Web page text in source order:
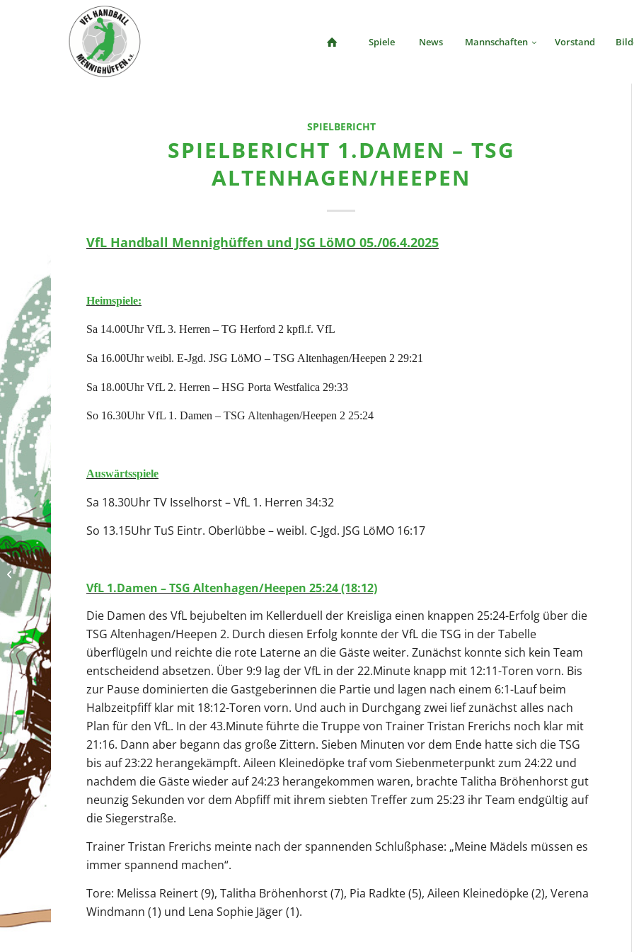
Spiele News Mannschaften Vorstand
SPIELBERICHT
SPIELBERICHT 1.DAMEN – TSG
ALTENHAGEN/HEEPEN
VfL Handball Mennighüffen und JSG LöMO 05./06.4.2025
Heimspiele:
Sa 14.00Uhr VfL 3. Herren – TG Herford 2 kpfl.f. VfL
Sa 16.00Uhr weibl. E-Jgd. JSG LöMO – TSG Altenhagen/Heepen 2 29:21
Sa 18.00Uhr VfL 2. Herren – HSG Porta Westfalica 29:33
So 16.30Uhr VfL 1. Damen – TSG Altenhagen/Heepen 2 25:24
Auswärtsspiele
Sa 18.30Uhr TV Isselhorst – VfL 1. Herren 34:32
So 13.15Uhr TuS Eintr. Oberlübbe – weibl. C-Jgd. JSG LöMO 16:17
VfL 1.Damen – TSG Altenhagen/Heepen 25:24 (18:12)
Die Damen des VfL bejubelten im Kellerduell der Kreisliga einen knappen 25:24-Erfolg über die
TSG Altenhagen/Heepen 2. Durch diesen Erfolg konnte der VfL die TSG in der Tabelle
überflügeln und reichte die rote Laterne an die Gäste weiter. Zunächst konnte sich kein Team
entscheidend absetzen. Über 9:9 lag der VfL in der 22.Minute knapp mit 12:11-Toren vorn. Bis
zur Pause dominierten die Gastgeberinnen die Partie und lagen nach einem 6:1-Lauf beim
Halbzeitpfiff klar mit 18:12-Toren vorn. Und auch in Durchgang zwei lief zunächst alles nach
Plan für den VfL. In der 43.Minute führte die Truppe von Trainer Tristan Frerichs noch klar mit
21:16. Dann aber begann das große Zittern. Sieben Minuten vor dem Ende hatte sich die TSG
bis auf 23:22 herangekämpft. Aileen Kleinedöpke traf vom Siebenmeterpunkt zum 24:22 und
nachdem die Gäste wieder auf 24:23 herangekommen waren, brachte Talitha Bröhenhorst gut
neunzig Sekunden vor dem Abpfiff mit ihrem siebten Treffer zum 25:23 ihr Team endgültig auf
die Siegerstraße.
Trainer Tristan Frerichs meinte nach der spannenden Schlußphase: „Meine Mädels müssen es
immer spannend machen“.
Tore: Melissa Reinert (9), Talitha Bröhenhorst (7), Pia Radkte (5), Aileen Kleinedöpke (2), Verena
Windmann (1) und Lena Sophie Jäger (1).
Die Spielberichte vom Samstag, den
5.4.2025